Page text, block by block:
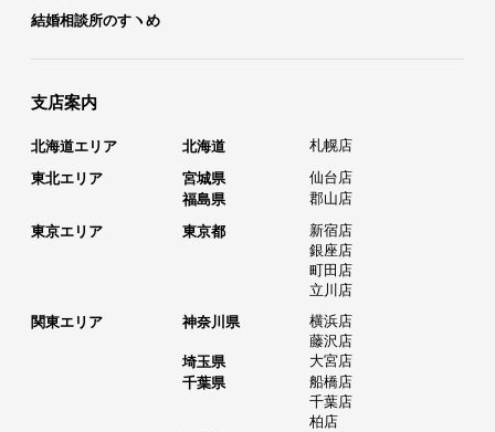
結婚相談所のすヽめ
支店案内
北海道エリア 北海道
札幌店
東北エリア
宮城県
仙台店
福島県
郡山店
東京エリア
東京都
新宿店
銀座店
町田店
立川店
関東エリア
神奈川県
横浜店
藤沢店
埼玉県
大宮店
千葉県
船橋店
千葉店
柏店